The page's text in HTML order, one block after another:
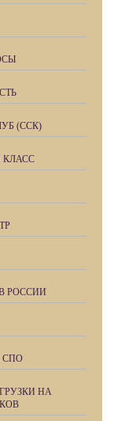
(ССК)
КЛАСС
РОССИИ
СПО
НА